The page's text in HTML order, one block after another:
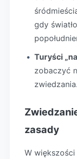
gdy
Turyści
zobaczyć
zwiedzania.
zasady
W